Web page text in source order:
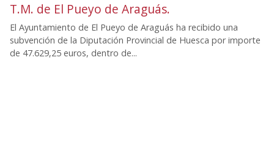
T.M. de El Pueyo de Araguás.
El Ayuntamiento de El Pueyo de Araguás ha recibido una
subvención de la Diputación Provincial de Huesca por importe
de 47.629,25 euros, dentro de...